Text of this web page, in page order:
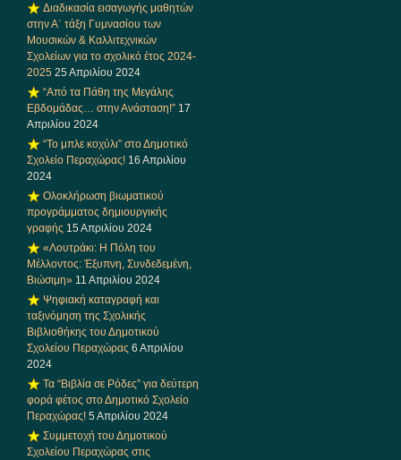
Διαδικασία εισαγωγής μαθητών
στην Α΄ τάξη Γυμνασίου των
Μουσικών & Καλλιτεχνικών
Σχολείων για το σχολικό έτος 2024-
2025 25 Απριλίου 2024
“Από τα Πάθη της Μεγάλης
Εβδομάδας… στην Ανάσταση!” 17
Απριλίου 2024
“Το μπλε κοχύλι” στο Δημοτικό
Σχολείο Περαχώρας! 16 Απριλίου
2024
Ολοκλήρωση βιωματικού
προγράμματος δημιουργικής
γραφής 15 Απριλίου 2024
«Λουτράκι: Η Πόλη του
Μέλλοντος: Έξυπνη, Συνδεδεμένη,
Βιώσιμη» 11 Απριλίου 2024
Ψηφιακή καταγραφή και
ταξινόμηση της Σχολικής
Βιβλιοθήκης του Δημοτικού
Σχολείου Περαχώρας 6 Απριλίου
2024
Τα “Βιβλία σε Ρόδες” για δεύτερη
φορά φέτος στο Δημοτικό Σχολείο
Περαχώρας! 5 Απριλίου 2024
Συμμετοχή του Δημοτικού
Σχολείου Περαχώρας στις